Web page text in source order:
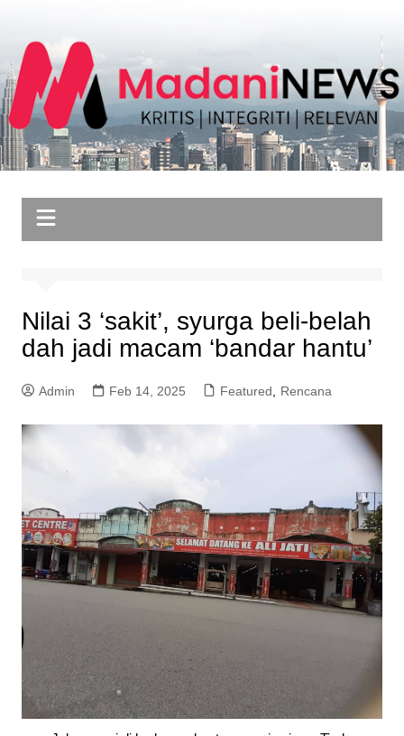
content
Nilai 3 ‘sakit’, syurga beli-belah
dah jadi macam ‘bandar hantu’
Admin Feb 14, 2025 Featured, Rencana